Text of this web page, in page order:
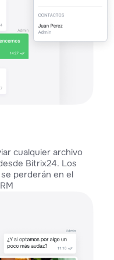
cualquier archivo
Bitrix24. Los
perderán en el